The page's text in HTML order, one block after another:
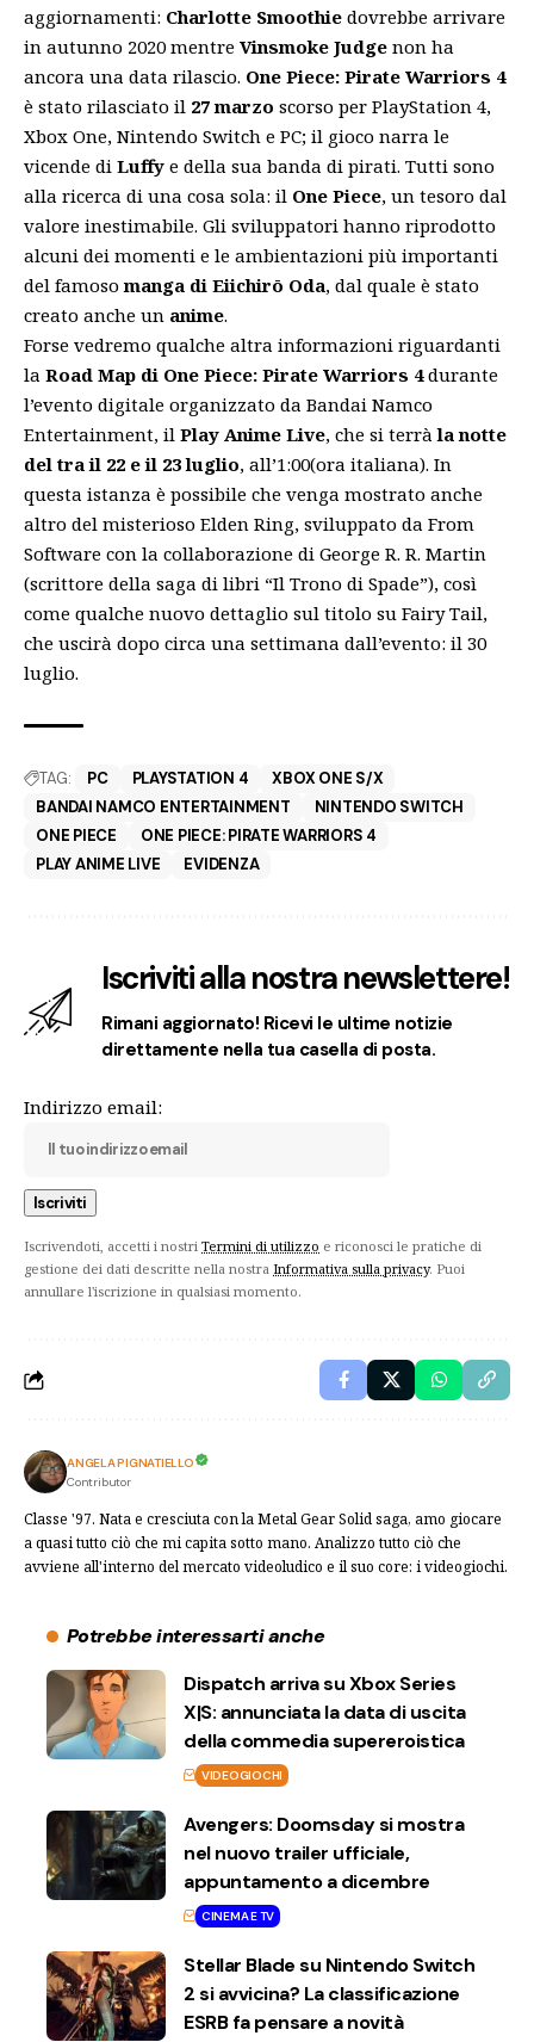
aggiornamenti: Charlotte Smoothie dovrebbe arrivare
in autunno 2020 mentre Vinsmoke Judge non ha
ancora una data rilascio. One Piece: Pirate Warriors 4
è stato rilasciato il 27 marzo scorso per PlayStation 4,
Xbox One, Nintendo Switch e PC; il gioco narra le
vicende di Luffy e della sua banda di pirati. Tutti sono
alla ricerca di una cosa sola: il One Piece, un tesoro dal
valore inestimabile. Gli sviluppatori hanno riprodotto
alcuni dei momenti e le ambientazioni più importanti
del famosomanga di Eiichirō Oda, dal quale è stato
creato anche un anime.
Forse vedremo qualche altra informazioni riguardanti
la Road Map di One Piece: Pirate Warriors 4durante
l’evento digitale organizzato da Bandai Namco
Entertainment, il Play Anime Live, che si terrà la notte
del tra il 22 e il 23 luglio, all’1:00(ora italiana). In
questa istanza è possibile che venga mostrato anche
altro del misterioso Elden Ring, sviluppato da From
Software con la collaborazione di George R. R. Martin
(scrittore della saga di libri “Il Trono di Spade”), così
come qualche nuovo dettaglio sul titolo su Fairy Tail,
che uscirà dopo circa una settimana dall’evento: il 30
luglio.
TAG: PC PLAYSTATION 4
XBOX ONE S/X
BANDAI NAMCO ENTERTAINMENT
NINTENDO SWITCH
ONE PIECE
ONE PIECE: PIRATE WARRIORS 4
PLAY ANIME LIVE
EVIDENZA
Iscriviti alla nostra newslettere!
Rimani aggiornato! Ricevi le ultime notizie
direttamente nella tua casella di posta.
Indirizzo email:
Iscrivendoti, accetti i nostri Termini di utilizzo e riconosci le pratiche di
gestione dei dati descritte nella nostra Informativa sulla privacy. Puoi
annullare l'iscrizione in qualsiasi momento.
ANGELA PIGNATIELLO
Contributor
Classe '97. Nata e cresciuta con la Metal Gear Solid saga, amo giocare
a quasi tutto ciò che mi capita sotto mano. Analizzo tutto ciò che
avviene all'interno del mercato videoludico e il suo core: i videogiochi.
Potrebbe interessarti anche
Dispatch arriva su Xbox Series
X|S: annunciata la data di uscita
della commedia supereroistica
VIDEOGIOCHI
Avengers: Doomsday si mostra
nel nuovo trailer ufficiale,
appuntamento a dicembre
CINEMA E TV
Stellar Blade su Nintendo Switch
2 si avvicina? La classificazione
ESRB fa pensare a novità